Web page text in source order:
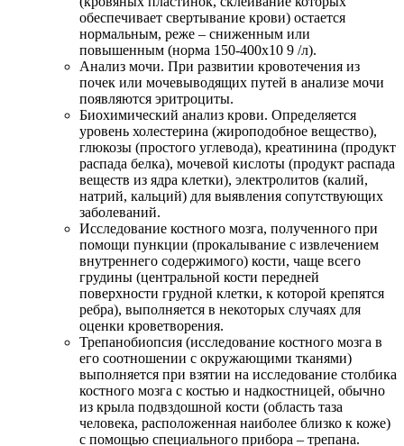
обеспечивает свертывание крови) остается
нормальным, реже – сниженным или
повышенным (норма 150-400х10 9 /л).
Анализ мочи. При развитии кровотечения из
почек или мочевыводящих путей в анализе мочи
появляются эритроциты.
Биохимический анализ крови. Определяется
уровень холестерина (жироподобное вещество),
глюкозы (простого углевода), креатинина (продукт
распада белка), мочевой кислоты (продукт распада
веществ из ядра клетки), электролитов (калий,
натрий, кальций) для выявления сопутствующих
заболеваний.
Исследование костного мозга, полученного при
помощи пункции (прокалывание с извлечением
внутреннего содержимого) кости, чаще всего
грудины (центральной кости передней
поверхности грудной клетки, к которой крепятся
ребра), выполняется в некоторых случаях для
оценки кроветворения.
Трепанобиопсия (исследование костного мозга в
его соотношении с окружающими тканями)
выполняется при взятии на исследование столбика
костного мозга с костью и надкостницей, обычно
из крыла подвздошной кости (область таза
человека, расположенная наиболее близко к коже)
с помощью специального прибора – трепана.